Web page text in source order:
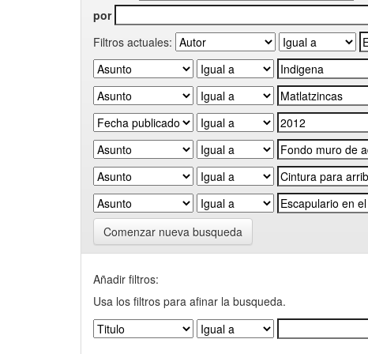
por
Filtros actuales:
Comenzar nueva busqueda
Añadir filtros:
Usa los filtros para afinar la busqueda.